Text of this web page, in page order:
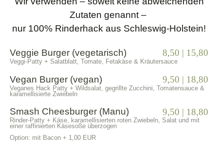
Zutaten genannt –
nur 100% Rinderhack aus Schleswig-Holstein!
Veggie Burger (vegetarisch) 8,50 | 15,80
Veggi-Patty + Salatblatt, Tomate, Fetakäse & Kräutersauce
Vegan Burger (vegan) 9,50 | 18,80
Veganes Hack Patty + Wildsalat, gegrillte Zucchini, Tomatensauce &
karamellisierte Zwiebeln
Smash Cheesburger (Manu) 9,50 | 18,80
Rinder-Patty + Käse, karamellisierten roten Zwiebeln, Salat und mit
einer raffinierten Käsesoße überzogen
Option: mit Bacon + 1,00 EUR